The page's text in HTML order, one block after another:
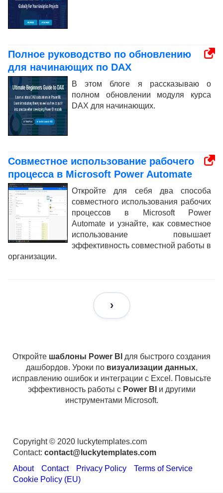
Полное руководство по обновлению
для начинающих по DAX
В этом блоге я рассказываю о
полном обновлении модуля курса
DAX для начинающих.
Совместное использование рабочего
процесса в Microsoft Power Automate
Откройте для себя два способа
совместного использования рабочих
процессов в Microsoft Power
Automate и узнайте, как совместное
использование повышает
эффективность совместной работы в
организации.
Откройте шаблоны Power BI для быстрого создания
дашбордов. Уроки по визуализации данных,
исправлению ошибок и интеграции с Excel. Повысьте
эффективность работы с Power BI и другими
инструментами Microsoft.
Copyright © 2020 luckytemplates.com
Contact: contact@luckytemplates.com
About
Contact Privacy Policy
Terms of Service
Cookie Policy (EU)